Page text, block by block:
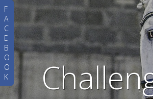
F
A
C
E
B
O
O
K